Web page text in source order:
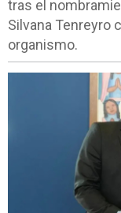
tras el
Silvana Tenreyro
organismo.